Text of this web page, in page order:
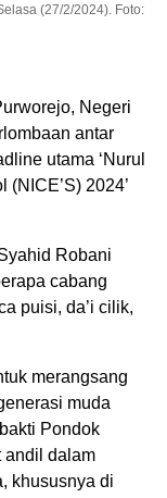
(27/2/2024). Foto:
Negeri
antar
utama ‘Nurul
(NICE’S) 2024’
Robani
cabang
puisi, da’i cilik,
merangsang
muda
Pondok
andil dalam
khususnya di